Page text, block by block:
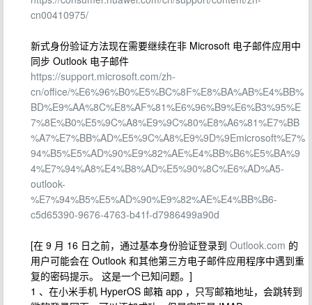
cn00410975/
新式身份验证方法现在需要继续在非 Microsoft 电子邮件应用中
同步 Outlook 电子邮件
https://support.microsoft.com/zh-
cn/office/%E6%96%B0%E5%BC%8F%E8%BA%AB%E4%BB%
BD%E9%AA%8C%E8%AF%81%E6%96%B9%E6%B3%95%E
7%8E%B0%E5%9C%A8%E9%9C%80%E8%A6%81%E7%BB
%A7%E7%BB%AD%E5%9C%A8%E9%9D%9Emicrosoft%E7%
94%B5%E5%AD%90%E9%82%AE%E4%BB%B6%E5%BA%9
4%E7%94%A8%E4%B8%AD%E5%90%8C%E6%AD%A5-
outlook-
%E7%94%B5%E5%AD%90%E9%82%AE%E4%BB%B6-
c5d65390-9676-4763-b41f-d7986499a90d
[在 9 月 16 日之前，通过基本身份验证登录到 Outlook.com 的
用户可能会在 Outlook 和其他第三方电子邮件应用程序中遇到重
复的密码提示。 这是一个已知问题。]
1 、在小米手机 HyperOS 邮箱 app ，只写邮箱地址，会跳转到